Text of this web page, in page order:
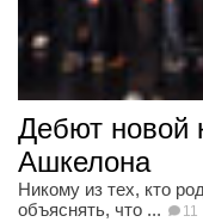
Дебют новой
Ашкелона
Никому из тех, кто
объяснять, что ...
11